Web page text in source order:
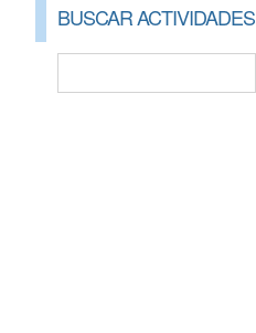
BUSCAR ACTIVIDADES